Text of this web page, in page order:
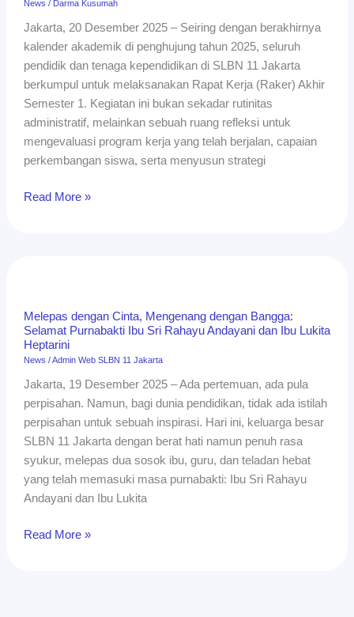
News / Darma Kusumah
Jakarta, 20 Desember 2025 – Seiring dengan berakhirnya
kalender akademik di penghujung tahun 2025, seluruh
pendidik dan tenaga kependidikan di SLBN 11 Jakarta
berkumpul untuk melaksanakan Rapat Kerja (Raker) Akhir
Semester 1. Kegiatan ini bukan sekadar rutinitas
administratif, melainkan sebuah ruang refleksi untuk
mengevaluasi program kerja yang telah berjalan, capaian
perkembangan siswa, serta menyusun strategi
Semester
1
Tahun
Ajaran
2025/2026
Read More »
Melepas dengan Cinta, Mengenang dengan Bangga:
Selamat Purnabakti Ibu Sri Rahayu Andayani dan Ibu Lukita
Heptarini
News /Admin Web SLBN 11 Jakarta
Jakarta, 19 Desember 2025 – Ada pertemuan, ada pula
perpisahan. Namun, bagi dunia pendidikan, tidak ada istilah
perpisahan untuk sebuah inspirasi. Hari ini, keluarga besar
SLBN 11 Jakarta dengan berat hati namun penuh rasa
syukur, melepas dua sosok ibu, guru, dan teladan hebat
yang telah memasuki masa purnabakti: Ibu Sri Rahayu
Andayani dan Ibu Lukita
Mengenang
dengan
Bangga:
Selamat
Purnabakti
Sri
Rahayu
Andayani
dan
Lukita
Read More »